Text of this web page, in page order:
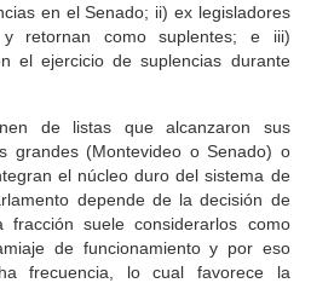
en el Senado; ii) ex legisladores
retornan como suplentes; e iii)
el ejercicio de suplencias durante
de listas que alcanzaron sus
grandes (Montevideo o Senado) o
el núcleo duro del sistema de
depende de la decisión de
fracción suele considerarlos como
de funcionamiento y por eso
frecuencia, lo cual favorece la